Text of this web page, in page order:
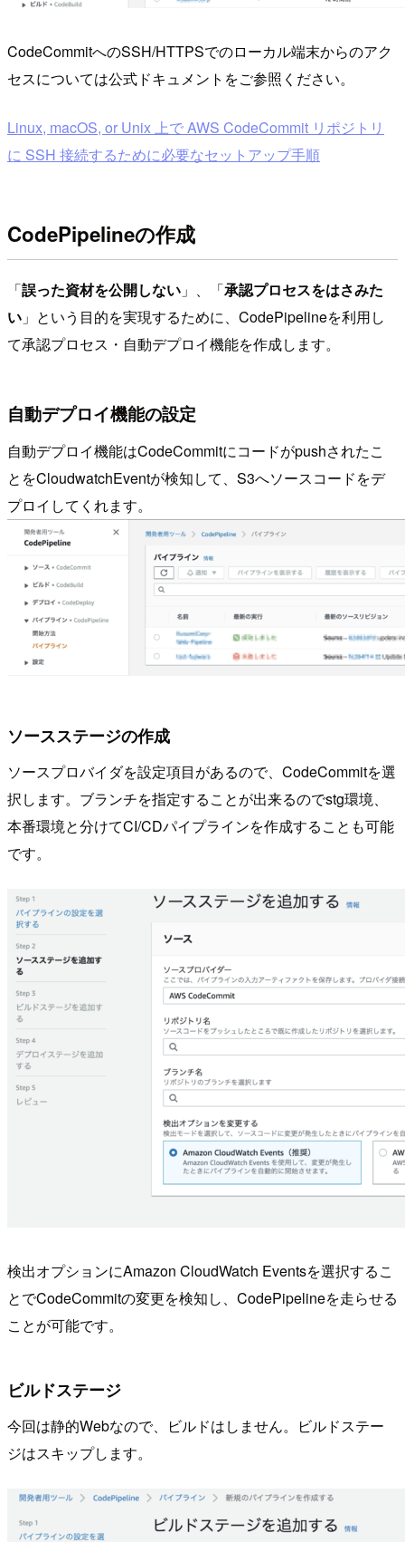
CodeCommitへのSSH/HTTPSでのローカル端末からのアク
セスについては公式ドキュメントをご参照ください。
Linux, macOS, or Unix 上で AWS CodeCommit リポジトリ
に SSH 接続するために必要なセットアップ手順
CodePipelineの作成
「誤った資材を公開しない 」、「承認プロセスをはさみた
い 」という目的を実現するために、CodePipelineを利用し
て承認プロセス・自動デプロイ機能を作成します。
自動デプロイ機能の設定
自動デプロイ機能はCodeCommitにコードがpushされたこ
とをCloudwatchEventが検知して、S3へソースコードをデ
プロイしてくれます。
ソースステージの作成
ソースプロバイダを設定項目があるので、CodeCommitを選
択します。ブランチを指定することが出来るのでstg環境、
本番環境と分けてCI/CDパイプラインを作成することも可能
です。
検出オプションにAmazon CloudWatch Eventsを選択するこ
とでCodeCommitの変更を検知し、CodePipelineを走らせる
ことが可能です。
ビルドステージ
今回は静的Webなので、ビルドはしません。ビルドステー
ジはスキップします。